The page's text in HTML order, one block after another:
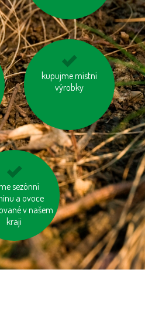
kupujme místní
výrobky
používejme dobíjecí
baterie
sezónní
a ovoce
v našem
kraji
energií